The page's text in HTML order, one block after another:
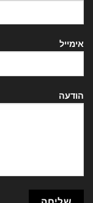
אימייל
הודעה